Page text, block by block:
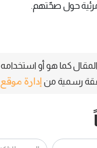
حول صحّتهم.
كما هو أو استخدامه
رسمية من إدارة